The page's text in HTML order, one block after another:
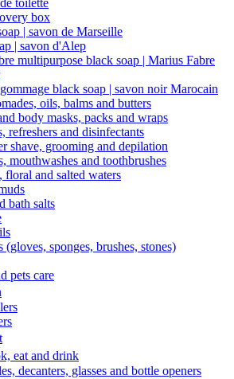
toilette
box
| savon de Marseille
| savon d'Alep
multipurpose black soap | Marius Fabre
black soap | savon noir Marocain
oils, balms and butters
body masks, packs and wraps
refreshers and disinfectants
shave, grooming and depilation
mouthwashes and toothbrushes
floral and salted waters
bath salts
(gloves, sponges, brushes, stones)
pets care
eat and drink
decanters, glasses and bottle openers